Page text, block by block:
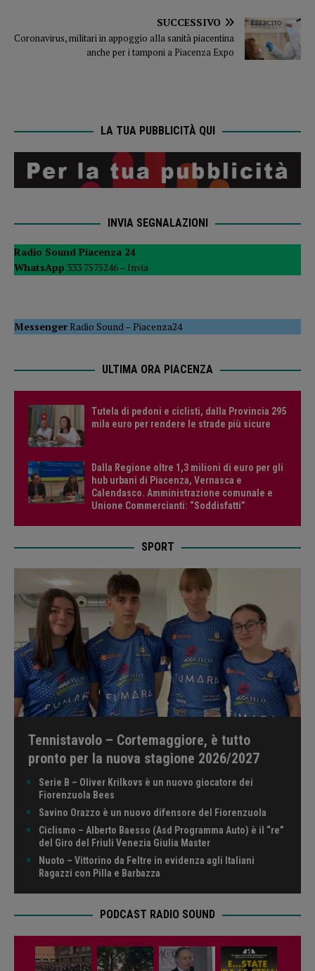
SUCCESSIVO
Coronavirus, militari in appoggio alla sanità piacentina
anche per i tamponi a Piacenza Expo
LA TUA PUBBLICITÀ QUI
INVIA SEGNALAZIONI
Radio Sound Piacenza 24
WhatsApp 333 7575246 – Invia
MessengerRadio Sound –Piacenza24
ULTIMA ORA PIACENZA
Tutela di pedoni e ciclisti, dalla Provincia 295
mila euro per rendere le strade più sicure
Dalla Regione oltre 1,3 milioni di euro per gli
hub urbani di Piacenza, Vernasca e
Calendasco. Amministrazione comunale e
Unione Commercianti: “Soddisfatti”
SPORT
Tennistavolo – Cortemaggiore, è tutto
pronto per la nuova stagione 2026/2027
Serie B – Oliver Krilkovs è un nuovo giocatore dei
Fiorenzuola Bees
Savino Orazzo è un nuovo difensore del Fiorenzuola
Ciclismo – Alberto Baesso (Asd Programma Auto) è il “re”
del Giro del Friuli Venezia Giulia Master
Nuoto – Vittorino da Feltre in evidenza agli Italiani
Ragazzi con Pilla e Barbazza
PODCAST RADIO SOUND